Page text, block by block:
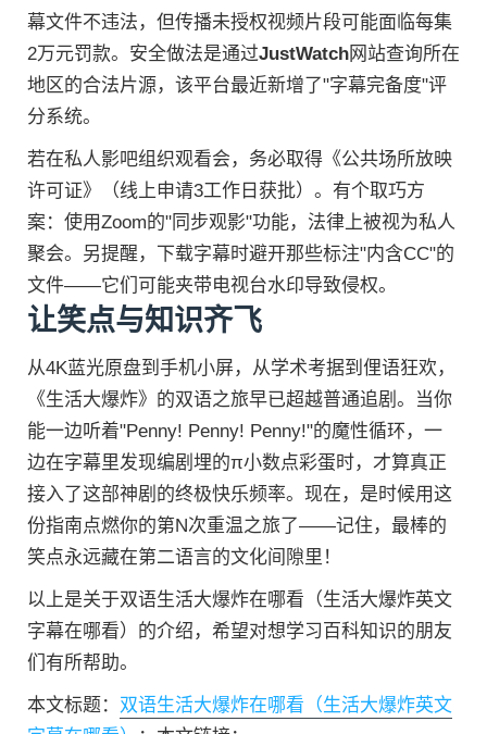
幕文件不违法，但传播未授权视频片段可能面临每集
2万元罚款。安全做法是通过JustWatch网站查询所在
地区的合法片源，该平台最近新增了"字幕完备度"评
分系统。
若在私人影吧组织观看会，务必取得《公共场所放映
许可证》（线上申请3工作日获批）。有个取巧方
案：使用Zoom的"同步观影"功能，法律上被视为私人
聚会。另提醒，下载字幕时避开那些标注"内含CC"的
文件——它们可能夹带电视台水印导致侵权。
让笑点与知识齐飞
从4K蓝光原盘到手机小屏，从学术考据到俚语狂欢，
《生活大爆炸》的双语之旅早已超越普通追剧。当你
能一边听着"Penny! Penny! Penny!"的魔性循环，一
边在字幕里发现编剧埋的π小数点彩蛋时，才算真正
接入了这部神剧的终极快乐频率。现在，是时候用这
份指南点燃你的第N次重温之旅了——记住，最棒的
笑点永远藏在第二语言的文化间隙里！
以上是关于双语生活大爆炸在哪看（生活大爆炸英文
字幕在哪看）的介绍，希望对想学习百科知识的朋友
们有所帮助。
本文标题： 双语生活大爆炸在哪看（生活大爆炸英文